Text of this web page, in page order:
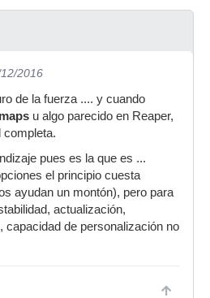
2016
de la fuerza .... y cuando
u algo parecido en Reaper,
completa.
pues es la que es ...
el principio cuesta
ayudan un montón), pero para
actualización,
, capacidad de personalización no